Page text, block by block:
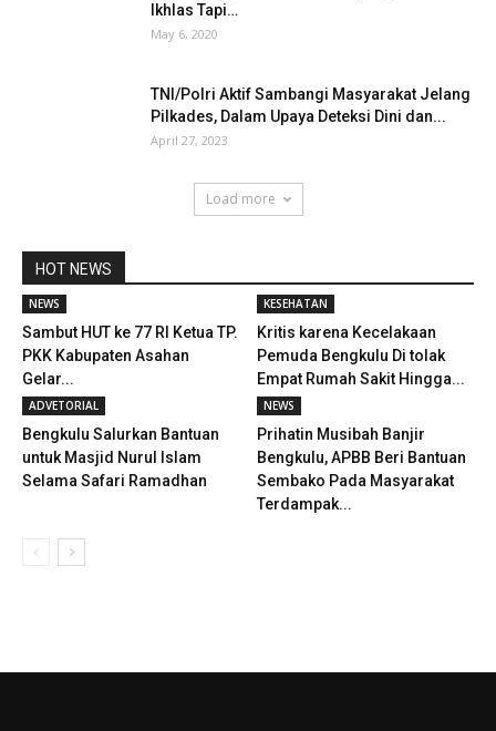
Ikhlas Tapi…
May 6, 2020
TNI/Polri Aktif Sambangi Masyarakat Jelang
Pilkades, Dalam Upaya Deteksi Dini dan...
April 27, 2023
Load more
HOT NEWS
NEWS
Sambut HUT ke 77 RI Ketua TP.
PKK Kabupaten Asahan
Gelar...
KESEHATAN
Kritis karena Kecelakaan
Pemuda Bengkulu Di tolak
Empat Rumah Sakit Hingga...
ADVETORIAL
Bengkulu Salurkan Bantuan
untuk Masjid Nurul Islam
Selama Safari Ramadhan
NEWS
Prihatin Musibah Banjir
Bengkulu, APBB Beri Bantuan
Sembako Pada Masyarakat
Terdampak...